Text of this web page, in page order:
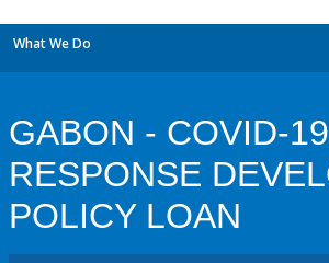
What We Do
GABON - COVID-
RESPONSE
POLICY LOAN